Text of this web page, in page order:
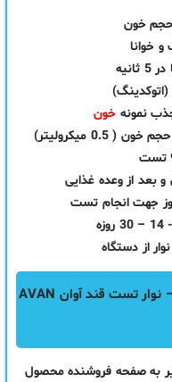
حجم خون
خوانا
(اتوکدینگ)
نمونه خون
میکرولیتر)
بعد از وعده غذایی
از دستگاه
دستگاه تست قند خون آوان AGM01 – نوار تست قند آوان AVAN
به صفحه فروشنده محصول